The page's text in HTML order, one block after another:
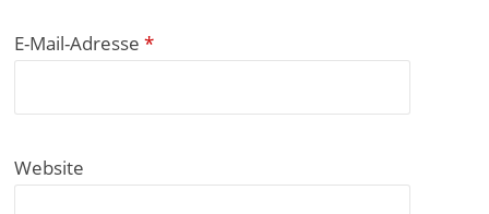
E-Mail-Adresse*
Website